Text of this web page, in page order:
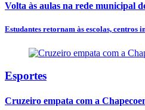
Volta às aulas na rede municipal
Estudantes retornam às escolas, centros
Esportes
Cruzeiro empata com a